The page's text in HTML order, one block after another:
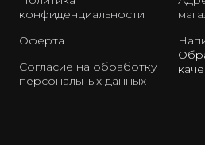
конфиденциальности
Оферта
Согласие на обработку
персональных данных